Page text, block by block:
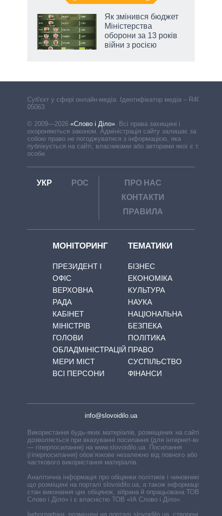
Як змінився бюджет
Міністерства
оборони за 13 років
війни з росією
Cуб'єкт у сфері онлайн-медіа. Ідентифікатор медіа – R40-
05063
© 2009—2026 «Слово і Діло» Всі права захищені і
охороняються законом. Адміністрація сайту залишає за
собою право не погоджуватися з інформацією, яка
публікується на сайті, власниками або авторами якої є треті
особи.
УКР РОС
ПРО НАС
КОНТАКТИ
ПРАВИЛА
МОНІТОРИНГ
ПРЕЗИДЕНТ І
ОФІС
ВЕРХОВНА
РАДА
КАБІНЕТ
МІНІСТРІВ
ГОЛОВИ
ОБЛАДМІНІСТРАЦІЙ
МЕРИ МІСТ
ВСІ ПЕРСОНИ
ТЕМАТИКИ
БІЗНЕС
ЕКОНОМІКА
КУЛЬТУРА
НАУКА
НАЦІОНАЛЬНА
БЕЗПЕКА
ПОЛІТИКА
ПРАВО
СУСПІЛЬСТВО
ФІНАНСИ
info@slovoidilo.ua
Використання будь-яких матеріалів, розміщених на сайті,
дозволяється при вказуванні посилання (для інтернет-видань
— гіперпосилання) на www.slovoidilo.ua. Посилання
(гіперпосилання) обов’язкове незалежно від повного або
часткового використання матеріалів.
Аналітична інформація про обіцянки політиків і чиновників,
що розміщені на порталі slovoidilo.ua, а також інформація про
стан виконання цих обіцянок, зібрана й опрацьована ТОВ «ІА
Слово і Діло» і є власністю ТОВ «ІА Слово і Діло».
Інфографіки, розміщені на порталі slovoidilo.ua, створені ГО